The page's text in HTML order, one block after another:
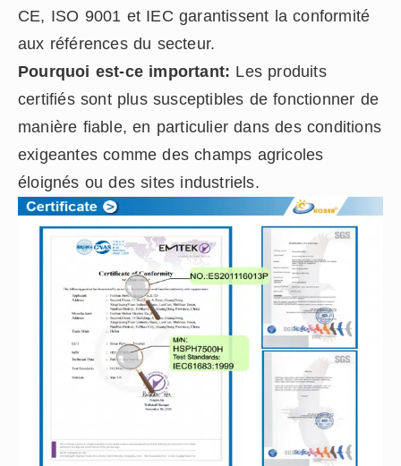
CE, ISO 9001 et IEC garantissent la conformité
aux références du secteur.
Pourquoi est-ce important: Les produits
certifiés sont plus susceptibles de fonctionner de
manière fiable, en particulier dans des conditions
exigeantes comme des champs agricoles
éloignés ou des sites industriels.